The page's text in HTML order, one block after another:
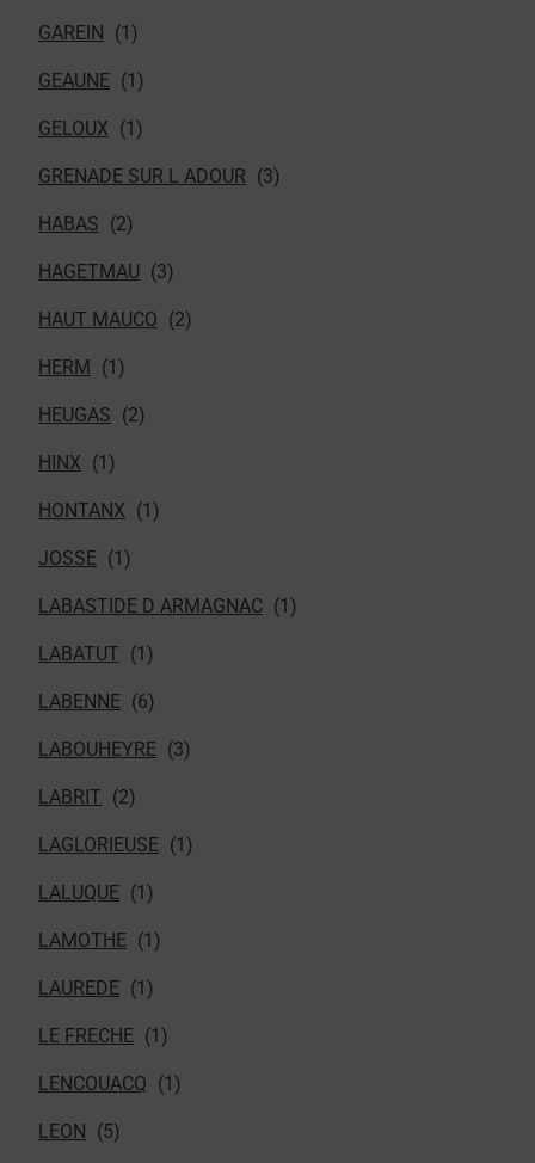
GAREIN
GEAUNE
GELOUX
GRENADE SUR L ADOUR
HABAS
HAGETMAU
HAUT MAUCO
HERM
HEUGAS
HINX
HONTANX
JOSSE
LABASTIDE D ARMAGNAC
LABATUT
LABENNE
LABOUHEYRE
LABRIT
LAGLORIEUSE
LALUQUE
LAMOTHE
LAUREDE
LE FRECHE
LENCOUACQ
LEON